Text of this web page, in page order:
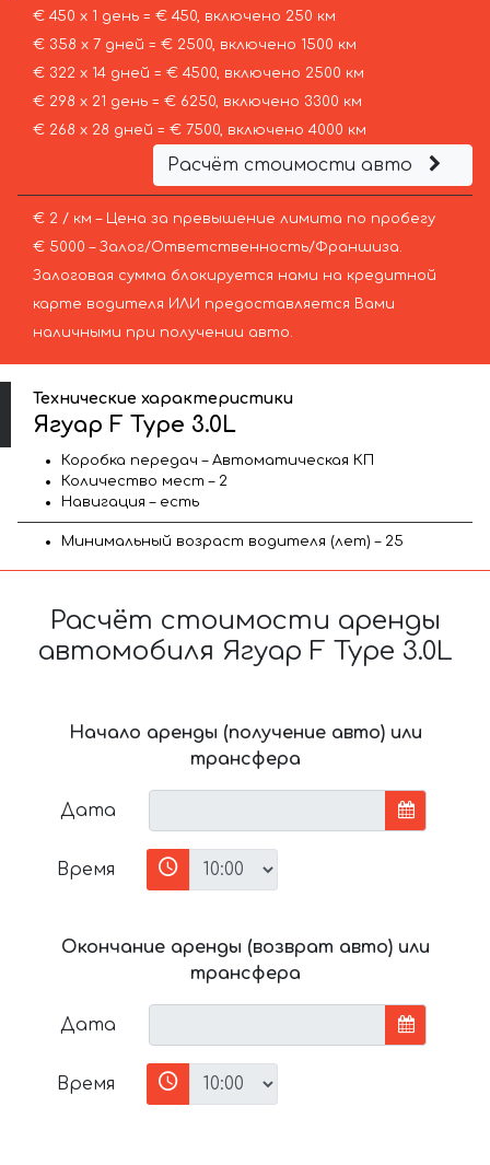
€ 450 х 1 день = € 450, включено 250 км
€ 358 х 7 дней = € 2500, включено 1500 км
€ 322 х 14 дней = € 4500, включено 2500 км
€ 298 х 21 день = € 6250, включено 3300 км
€ 268 х 28 дней = € 7500, включено 4000 км
Расчёт стоимости авто
€ 2 / км – Цена за превышение лимита по пробегу
€ 5000 – Залог/Ответственность/Франшиза.
Залоговая сумма блокируется нами на кредитной
карте водителя ИЛИ предоставляется Вами
наличными при получении авто.
Технические характеристики
Ягуар F Type 3.0L
Коробка передач – Автоматическая КП
Количество мест – 2
Навигация – есть
Минимальный возраст водителя (лет) – 25
Расчёт стоимости аренды
автомобиля Ягуар F Type 3.0L
Начало аренды (получение авто) или
трансфера
Дата
Время
Окончание аренды (возврат авто) или
трансфера
Дата
Время